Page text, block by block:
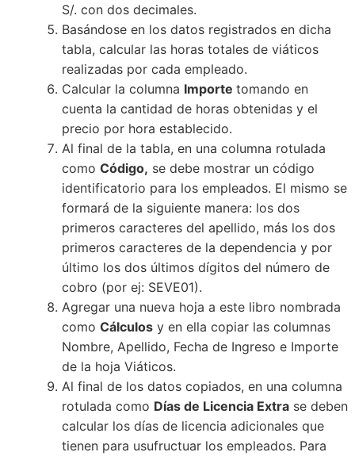
S/. con dos decimales.
Basándose en los datos registrados en dicha
tabla, calcular las horas totales de viáticos
realizadas por cada empleado.
Calcular la columna Importe tomando en
cuenta la cantidad de horas obtenidas y el
precio por hora establecido.
Al final de la tabla, en una columna rotulada
como Código, se debe mostrar un código
identificatorio para los empleados. El mismo se
formará de la siguiente manera: los dos
primeros caracteres del apellido, más los dos
primeros caracteres de la dependencia y por
último los dos últimos dígitos del número de
cobro (por ej: SEVE01).
Agregar una nueva hoja a este libro nombrada
como Cálculos y en ella copiar las columnas
Nombre, Apellido, Fecha de Ingreso e Importe
de la hoja Viáticos.
Al final de los datos copiados, en una columna
rotulada como Días de Licencia Extra se deben
calcular los días de licencia adicionales que
tienen para usufructuar los empleados. Para